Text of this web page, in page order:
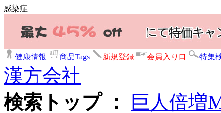
感染症
健康情報 商品Tags 新規登録 会員入り口 特集
漢方会社
検索トップ ：
巨人倍増